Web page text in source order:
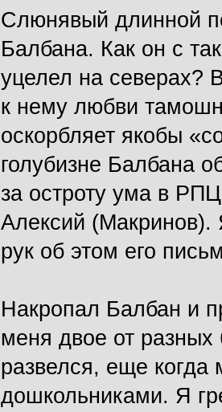
Слюнявый длинной
Балбана. Как он с
уцелел на северах?
к нему любви
оскорбляет якобы
голубизне Балбана
за остроту ума в
Алексий (Макринов).
рук об этом его
Накропал Балбан и
меня двое от
развелся, еще когда
дошкольниками. Я